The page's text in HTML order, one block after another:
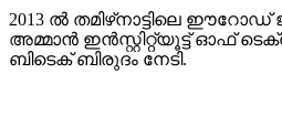
2013 ൽ തമിഴ്‌നാട്ടിലെ ഈറോഡ്
അമ്മാൻ ഇൻസ്റ്റിറ്റ്യൂട്ട് ഓഫ്
ബിടെക് ബിരുദം നേടി.